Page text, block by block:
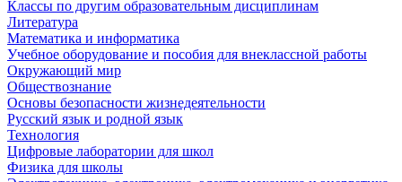
Классы по другим образовательным дисциплинам
Литература
Математика и информатика
Учебное оборудование и пособия для внеклассной работы
Окружающий мир
Обществознание
Основы безопасности жизнедеятельности
Русский язык и родной язык
Технология
Цифровые лаборатории для школ
Физика для школы